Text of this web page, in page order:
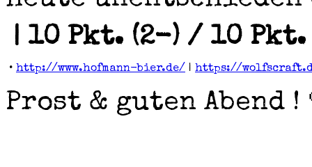
| 10 Pkt. (2-) / 10 Pkt.
• http://www.hofmann-bier.de/ | https://
Prost & guten Abend !